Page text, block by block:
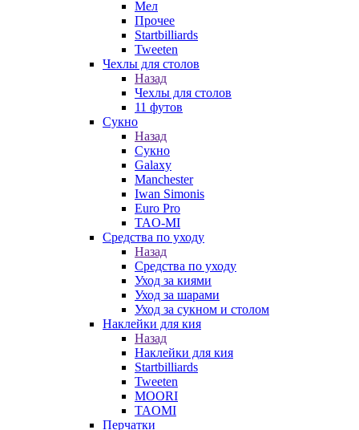
Мел
Прочее
Startbilliards
Tweeten
Чехлы для столов
Назад
Чехлы для столов
11 футов
Сукно
Назад
Сукно
Galaxy
Manchester
Iwan Simonis
Euro Pro
TAO-MI
Средства по уходу
Назад
Средства по уходу
Уход за киями
Уход за шарами
Уход за сукном и столом
Наклейки для кия
Назад
Наклейки для кия
Startbilliards
Tweeten
MOORI
TAOMI
Перчатки